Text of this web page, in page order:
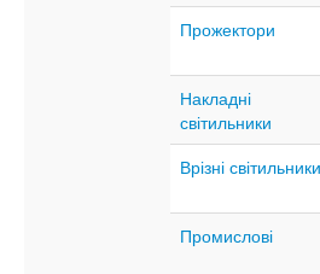
Прожектори
Накладні
світильники
Врізні світильники
Промислові